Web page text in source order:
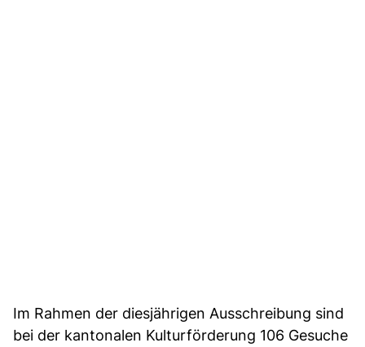
Im Rahmen der diesjährigen Ausschreibung sind
bei der kantonalen Kulturförderung 106 Gesuche